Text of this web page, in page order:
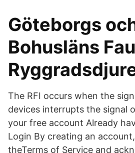
Göteborgs
Bohusläns
The RFI occurs when the
devices interrupts the signal
your free account Already
Login By creating an
theTerms of Service and